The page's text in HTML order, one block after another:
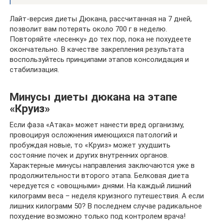
Лайт-версия диеты Дюкана, рассчитанная на 7 дней,
позволит вам потерять около 700 г в неделю.
Повторяйте «лесенку» до тех пор, пока не похудеете
окончательно. В качестве закрепления результата
воспользуйтесь принципами этапов консолидация и
стабилизация.
Минусы диеты дюкана на этапе
«Круиз»
Если фаза «Атака» может нанести вред организму,
провоцируя осложнения имеющихся патологий и
пробуждая новые, то «Круиз» может ухудшить
состояние почек и других внутренних органов.
Характерные минусы направления заключаются уже в
продолжительности второго этапа. Белковая диета
чередуется с «овощными» днями. На каждый лишний
килограмм веса – неделя круизного путешествия. А если
лишних килограмм 50? В последнем случае радикальное
похудение возможно только под контролем врача!